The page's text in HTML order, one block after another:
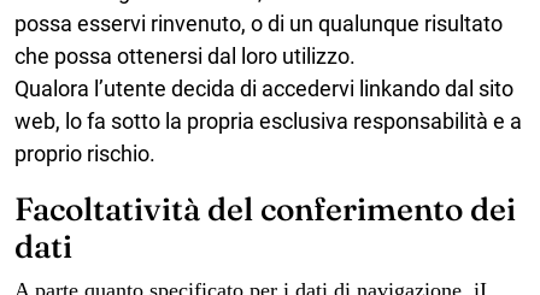
possa esservi rinvenuto, o di un qualunque risultato
che possa ottenersi dal loro utilizzo.
Qualora l’utente decida di accedervi linkando dal sito
web, lo fa sotto la propria esclusiva responsabilità e a
proprio rischio.
Facoltatività del conferimento dei
dati
A parte quanto specificato per i dati di navigazione, iI